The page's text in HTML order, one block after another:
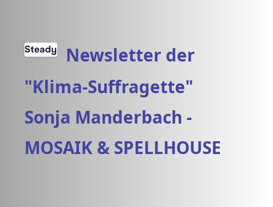
Newsletter der
"Klima-Suffragette"
Sonja Manderbach -
MOSAIK & SPELLHOUSE